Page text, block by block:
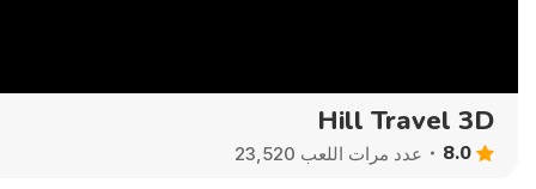
Hill Travel 3D
8.0 عدد مرات اللعب 23,520